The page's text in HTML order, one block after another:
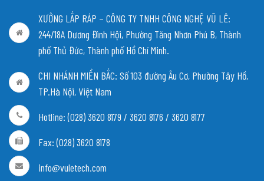
XƯỞNG LẮP RÁP – CÔNG TY TNHH CÔNG NGHỆ VŨ LÊ:
244/18A Dương Đình Hội, Phường Tăng Nhơn Phú B, Thành
phố Thủ Đức, Thành phố Hồ Chí Minh.
CHI NHÁNH MIỀN BẮC: Số 103 đường Âu Cơ, Phường Tây Hồ,
TP.Hà Nội, Việt Nam
Hotline: (028) 3620 8179 / 3620 8176 / 3620 8177
Fax: (028) 3620 8178
info@vuletech.com